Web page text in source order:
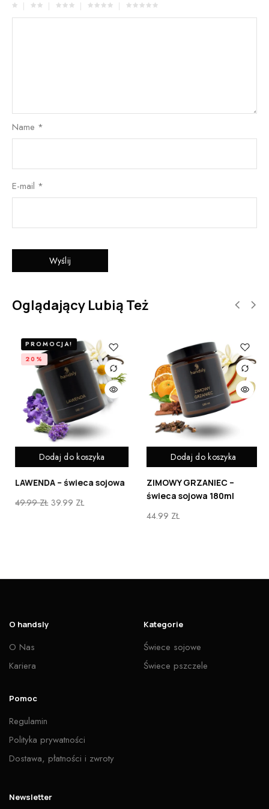
Name *
E-mail *
Oglądający Lubią Też
Dodaj do koszyka
ZIMOWY GRZANIEC –
Dodaj do koszyka
PROMOCJA!
20%
JAGODOWA MAGIA –
świeca sojowa
49.99
O handsly
O Nas
Kariera
Kategorie
Świece sojowe
Świece pszczele
Pomoc
Regulamin
Polityka prywatności
Dostawa, płatności i zwroty
Newsletter